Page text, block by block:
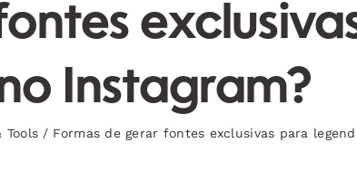
Instagram?
Tools / Formas de gerar fontes exclusivas para